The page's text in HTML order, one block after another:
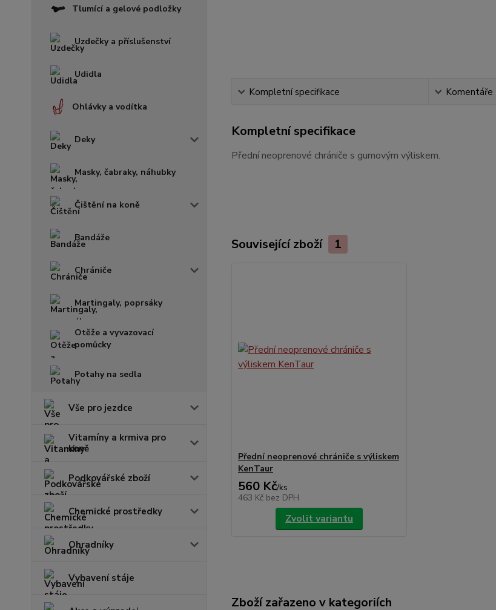
Tlumící a gelové podložky
Uzdečky a příslušenství
Udidla
Ohlávky a vodítka
Deky
Masky, čabraky, náhubky
Čištění na koně
Bandáže
Chrániče
Martingaly, poprsáky
Otěže a vyvazovací
pomůcky
Potahy na sedla
Vše pro jezdce
Vitamíny a krmiva pro
koně
Podkovářské zboží
Chemické prostředky
Ohradníky
Vybavení stáje
Kompletní specifikace Komentáře
Kompletní specifikace
Přední neoprenové chrániče s gumovým výliskem.
Související zboží 1
Přední neoprenové chrániče s výliskem
KenTaur
560 Kč/ks
463 Kč bez DPH
Zvolit variantu
Zboží zařazeno v kategoriích